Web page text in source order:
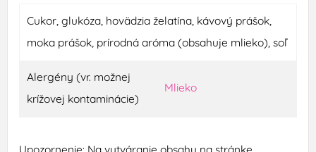
Cukor, glukóza, hovädzia želatína, kávový prášok,
moka prášok, prírodná aróma (obsahuje mlieko), soľ
Alergény (vr. možnej
krížovej kontaminácie)
Mlieko